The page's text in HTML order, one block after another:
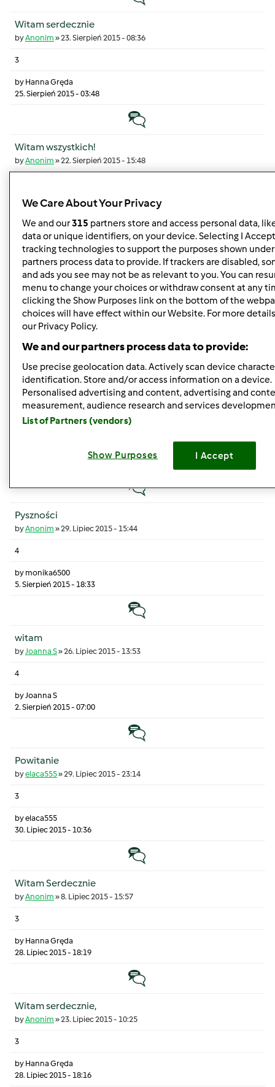
Witam serdecznie
byAnonim »23. Sierpień 2015 - 08:36
3
by Hanna Gręda
25. Sierpień 2015 - 03:48
Temat zwyczajny
Witam wszystkich!
byAnonim »22. Sierpień 2015 - 15:48
byHanna Gręda
Temat zwyczajny
Witam wszystkich na forum :-)
Anonim 15. Sierpień 2015 - 19:28
byPrzepisy Thermomix®
Witajcie :)
byAnonim»12. Lipiec 2015 - 14:51
5. Sierpień 2015 - 18:39
Pyszności
byAnonim »29. Lipiec 2015 - 15:44
4
by monika6500
5. Sierpień 2015 - 18:33
Temat zwyczajny
witam
byJoanna S»26. Lipiec 2015 - 13:53
4
byJoanna S
2. Sierpień 2015 - 07:00
Temat zwyczajny
Powitanie
byelaca555»29. Lipiec 2015 - 23:14
3
byelaca555
30. Lipiec 2015 - 10:36
Temat zwyczajny
Witam Serdecznie
byAnonim »8. Lipiec 2015 - 15:57
3
by Hanna Gręda
28. Lipiec 2015 - 18:19
Temat zwyczajny
Witam serdecznie,
byAnonim »23. Lipiec 2015 - 10:25
3
by Hanna Gręda
28. Lipiec 2015 - 18:16
We Care About Your Privacy
We and our315 partners store and access personal data,
data or unique identifiers, on your device. Selecting I
tracking technologies to support the purposes shown
partners process data to provide. If trackers are disabled,
and ads you see may not be as relevant to you. You can
menu to change your choices or withdraw consent at any
clicking the Show Purposes link on the bottom of the
choices will have effect within our Website. For more
our Privacy Policy.
We and our partners process data to provide:
Use precise geolocation data. Actively scan device
identification. Store and/or access information on a device.
Personalised advertising and content, advertising and
measurement, audience research and services
List of Partners (vendors)
Show Purposes I Accept